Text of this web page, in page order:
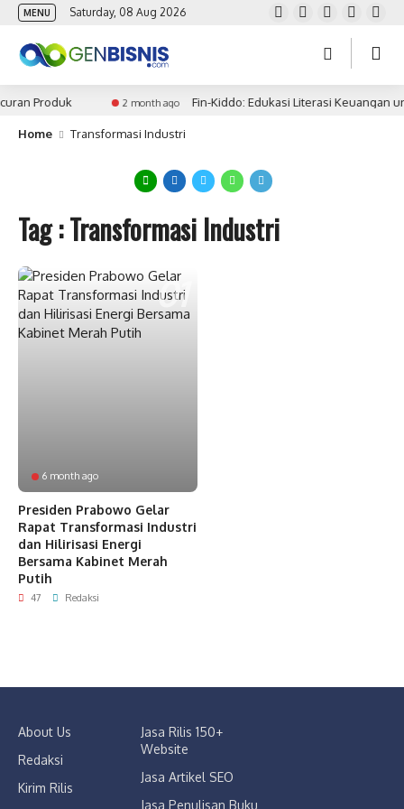
MENU Saturday, 08 Aug 2026
Produk 2 month ago Fin-Kiddo: Edukasi Literasi Keuangan
Home Transformasi Industri
Tag : Transformasi Industri
6 month ago
Presiden Prabowo Gelar
Rapat Transformasi Industri
dan Hilirisasi Energi
Bersama Kabinet Merah
Putih
47 Redaksi
About Us
Redaksi
Kirim Rilis
Jasa Rilis 150+
Website
Jasa Artikel SEO
Jasa Penulisan Buku